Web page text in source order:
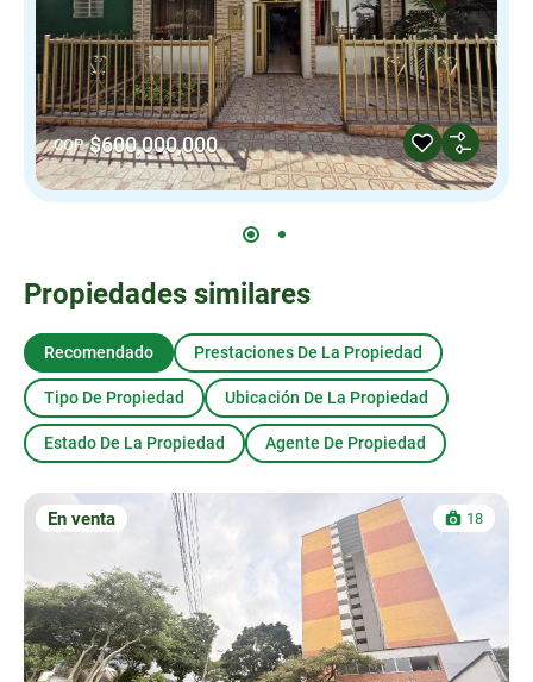
COP $600,000,000
Propiedades similares
Recomendado Prestaciones De La Propiedad
Tipo De Propiedad Ubicación De La Propiedad
Estado De La Propiedad Agente De Propiedad
En venta 18